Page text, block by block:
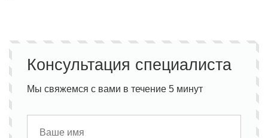
Консультация специалиста
Мы свяжемся с вами в течение 5 минут